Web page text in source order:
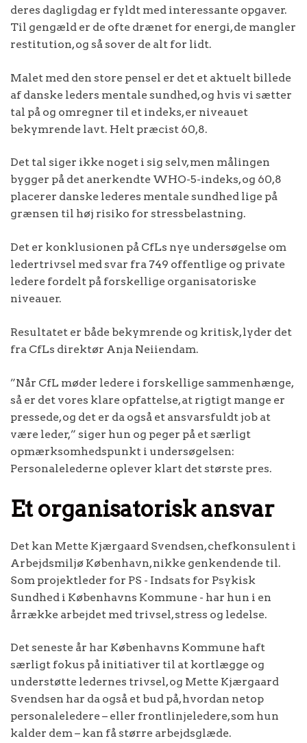
deres dagligdag er fyldt med interessante opgaver.
Til gengæld er de ofte drænet for energi, de mangler
restitution, og så sover de alt for lidt.
Malet med den store pensel er det et aktuelt billede
af danske leders mentale sundhed, og hvis vi sætter
tal på og omregner til et indeks, er niveauet
bekymrende lavt. Helt præcist 60,8.
Det tal siger ikke noget i sig selv, men målingen
bygger på det anerkendte WHO-5-indeks, og 60,8
placerer danske lederes mentale sundhed lige på
grænsen til høj risiko for stressbelastning.
Det er konklusionen på CfLs nye undersøgelse om
ledertrivsel med svar fra 749 offentlige og private
ledere fordelt på forskellige organisatoriske
niveauer.
Resultatet er både bekymrende og kritisk, lyder det
fra CfLs direktør Anja Neiiendam.
”Når CfL møder ledere i forskellige sammenhænge,
så er det vores klare opfattelse, at rigtigt mange er
pressede, og det er da også et ansvarsfuldt job at
være leder,” siger hun og peger på et særligt
opmærksomhedspunkt i undersøgelsen:
Personalelederne oplever klart det største pres.
Et organisatorisk ansvar
Det kan Mette Kjærgaard Svendsen, chefkonsulent i
Arbejdsmiljø København, nikke genkendende til.
Som projektleder for PS - Indsats for Psykisk
Sundhed i Københavns Kommune - har hun i en
årrække arbejdet med trivsel, stress og ledelse.
Det seneste år har Københavns Kommune haft
særligt fokus på initiativer til at kortlægge og
understøtte ledernes trivsel, og Mette Kjærgaard
Svendsen har da også et bud på, hvordan netop
personaleledere – eller frontlinjeledere, som hun
kalder dem – kan få større arbejdsglæde.